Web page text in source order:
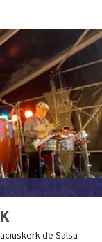
de Salsa